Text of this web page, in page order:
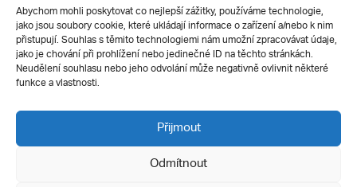
Abychom mohli poskytovat co nejlepší zážitky, používáme technologie,
jako jsou soubory cookie, které ukládají informace o zařízení a/nebo k nim
přistupují. Souhlas s těmito technologiemi nám umožní zpracovávat údaje,
jako je chování při prohlížení nebo jedinečné ID na těchto stránkách.
Neudělení souhlasu nebo jeho odvolání může negativně ovlivnit některé
funkce a vlastnosti.
Přijmout
Odmítnout
Silverius
Pro uchazeče
Přijímací řízení
E-prihlaska
Přípravné kurzy
Ochrana soukromí